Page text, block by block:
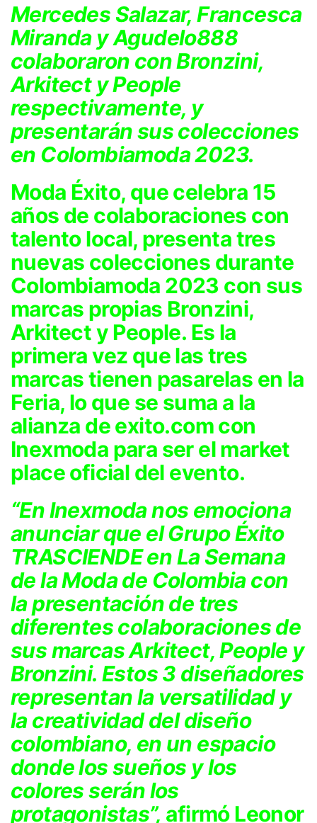
Mercedes Salazar, Francesca
Miranda y Agudelo888
colaboraron con Bronzini,
Arkitect y People
respectivamente, y
presentarán sus colecciones
en Colombiamoda 2023.
Moda Éxito, que celebra 15
años de colaboraciones con
talento local, presenta tres
nuevas colecciones durante
Colombiamoda 2023 con sus
marcas propias Bronzini,
Arkitect y People. Es la
primera vez que las tres
marcas tienen pasarelas en la
Feria, lo que se suma a la
alianza de exito.com con
Inexmoda para ser el market
place oficial del evento.
“En Inexmoda nos emociona
anunciar que el Grupo Éxito
TRASCIENDE en La Semana
de la Moda de Colombia con
la presentación de tres
diferentes colaboraciones de
sus marcas Arkitect, People y
Bronzini. Estos 3 diseñadores
representan la versatilidad y
la creatividad del diseño
colombiano, en un espacio
donde los sueños y los
colores serán los
protagonistas”, afirmó Leonor